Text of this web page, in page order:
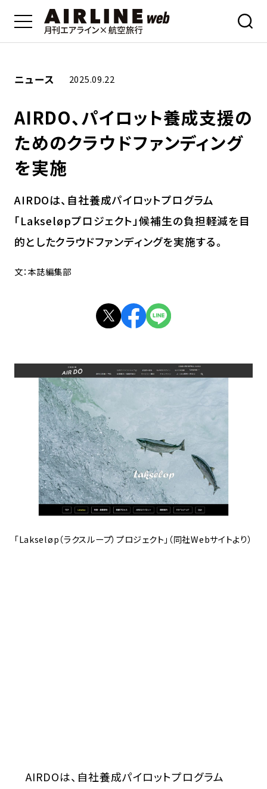
ニュース 2025.09.22
AIRDO、パイロット養成支援の
ためのクラウドファンディング
を実施
AIRDOは、自社養成パイロットプログラム
「Lakseløpプロジェクト」候補生の負担軽減を目
的としたクラウドファンディングを実施する。
文：本誌編集部
「Lakseløp（ラクスループ）プロジェクト」（同社Webサイトより）
AIRDOは、自社養成パイロットプログラム